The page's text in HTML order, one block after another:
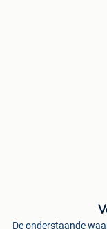
De onderstaande